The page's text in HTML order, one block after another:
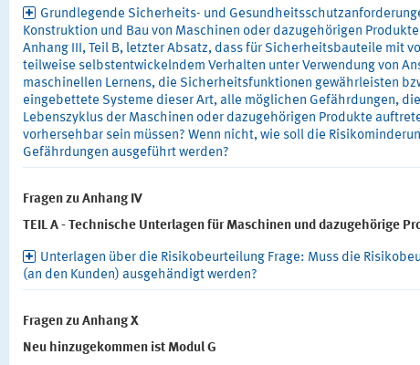
Grundlegende Sicherheits- und
Konstruktion und Bau von Maschinen oder dazugehörigen
Anhang III, Teil B, letzter Absatz, dass für Sicherheitsbauteile mit
teilweise selbstentwickelndem Verhalten unter Verwendung von
maschinellen Lernens, die Sicherheitsfunktionen gewährleisten
eingebettete Systeme dieser Art, alle möglichen Gefährdungen,
Lebenszyklus der Maschinen oder dazugehörigen Produkte
vorhersehbar sein müssen? Wenn nicht, wie soll die
Gefährdungen ausgeführt werden?
Fragen zu Anhang IV
TEIL A - Technische Unterlagen für Maschinen und dazugehörige
Unterlagen über die Risikobeurteilung Frage: Muss die
(an den Kunden) ausgehändigt werden?
Fragen zu Anhang X
Neu hinzugekommen ist Modul G